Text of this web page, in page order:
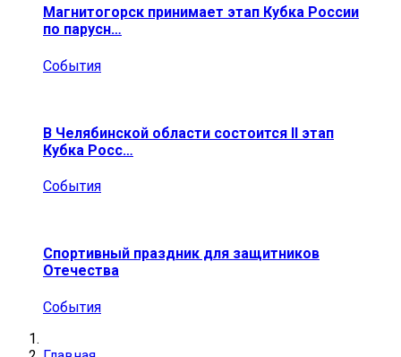
Магнитогорск принимает этап Кубка России
по парусн…
События
В Челябинской области состоится II этап
Кубка Росс…
События
Спортивный праздник для защитников
Отечества
События